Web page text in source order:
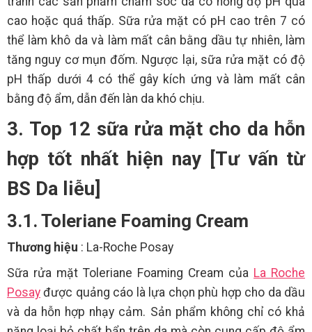
cao hoặc quá thấp. Sữa rửa mặt có pH cao trên 7 có
thể làm khô da và làm mất cân bằng dầu tự nhiên, làm
tăng nguy cơ mụn đốm. Ngược lại, sữa rửa mặt có độ
pH thấp dưới 4 có thể gây kích ứng và làm mất cân
bằng độ ẩm, dẫn đến làn da khó chịu.
3. Top 12 sữa rửa mặt cho da hỗn
hợp tốt nhất hiện nay [Tư vấn từ
BS Da liễu]
3.1. Toleriane Foaming Cream
Thương hiệu : La-Roche Posay
Sữa rửa mặt Toleriane Foaming Cream của La Roche
Posay được quảng cáo là lựa chọn phù hợp cho da dầu
và da hỗn hợp nhạy cảm. Sản phẩm không chỉ có khả